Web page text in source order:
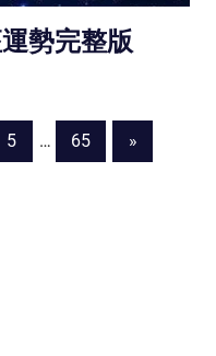
勢完整版
5 … 65
Next
Posts
»